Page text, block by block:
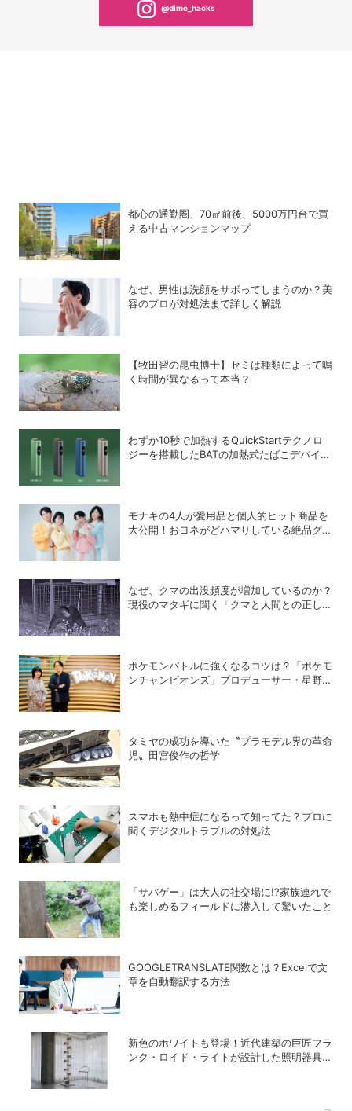
@dime_hacks
都心の通勤圏、70㎡前後、5000万円台で買
える中古マンションマップ
なぜ、男性は洗顔をサボってしまうのか？美
容のプロが対処法まで詳しく解説
【牧田習の昆虫博士】セミは種類によって鳴
く時間が異なるって本当？
わずか10秒で加熱するQuickStartテクノロ
ジーを搭載したBATの加熱式たばこデバイス
モナキの4人が愛用品と個人的ヒット商品を
大公開！おヨネがどハマりしている絶品グル
なぜ、クマの出没頻度が増加しているのか？
現役のマタギに聞く「クマと人間との正しい
ポケモンバトルに強くなるコツは？「ポケモ
ンチャンピオンズ」プロデューサー・星野正
タミヤの成功を導いた〝プラモデル界の革命
児〟田宮俊作の哲学
スマホも熱中症になるって知ってた？プロに
聞くデジタルトラブルの対処法
「サバゲー」は大人の社交場に!?家族連れで
も楽しめるフィールドに潜入して驚いたこと
GOOGLETRANSLATE関数とは？Excelで文
章を自動翻訳する方法
新色のホワイトも登場！近代建築の巨匠フラ
ンク・ロイド・ライトが設計した照明器具の